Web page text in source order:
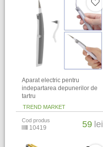
Aparat electric pentru
indepartarea depunerilor de
tartru
TREND MARKET
Cod produs
10419 59 lei